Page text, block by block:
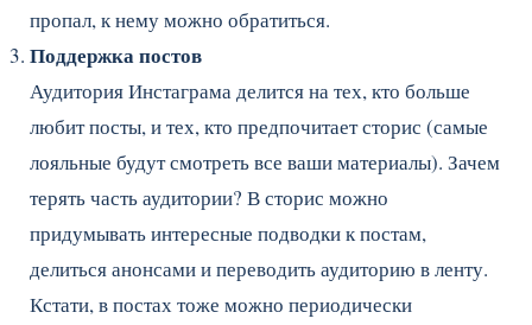
пропал, к нему можно обратиться.
Поддержка постов
Аудитория Инстаграма делится на тех, кто больше
любит посты, и тех, кто предпочитает сторис (самые
лояльные будут смотреть все ваши материалы). Зачем
терять часть аудитории? В сторис можно
придумывать интересные подводки к постам,
делиться анонсами и переводить аудиторию в ленту.
Кстати, в постах тоже можно периодически